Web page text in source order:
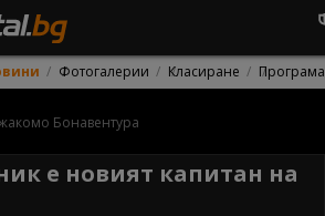
Фотогалерии Класиране Програма
Бонавентура
е новият капитан на